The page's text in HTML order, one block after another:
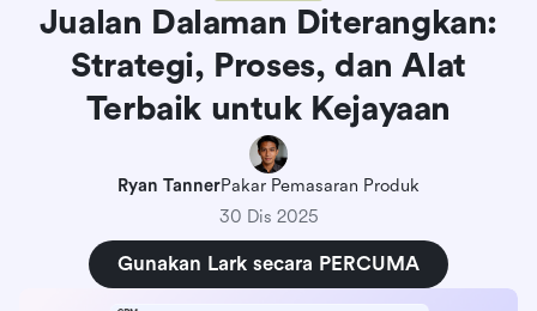
Jualan Dalaman Diterangkan:
Strategi, Proses, dan Alat
Terbaik untuk Kejayaan
Ryan TannerPakar Pemasaran Produk
30 Dis 2025
Gunakan Lark secara PERCUMA